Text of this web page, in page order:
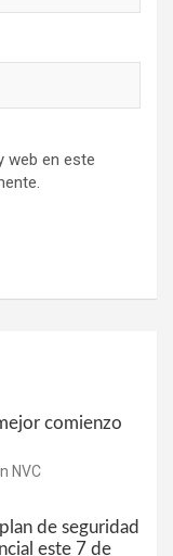
web en este
comienzo
NVC
de seguridad
este 7 de